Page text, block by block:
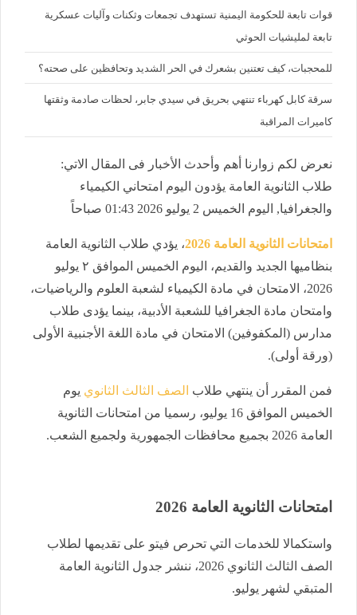
قوات تابعة للحكومة اليمنية تستهدف تجمعات وثكنات وآليات عسكرية
تابعة لمليشيات الحوثي
للمحجبات، كيف تعتنين بشعرك في الحر الشديد وتحافظين على صحته؟
سرقة كابل كهرباء تنتهي بحريق في سيدي جابر، لحظات صادمة وثقتها
كاميرات المراقبة
نعرض لكم زوارنا أهم وأحدث الأخبار فى المقال الاتي:
طلاب الثانوية العامة يؤدون اليوم امتحاني الكيمياء
والجغرافيا, اليوم الخميس 2 يوليو 2026 01:43 صباحاً
امتحانات الثانوية العامة 2026
، يؤدي طلاب الثانوية العامة
بنظاميها الجديد والقديم، اليوم الخميس الموافق ٢ يوليو
2026، الامتحان في مادة الكيمياء لشعبة العلوم والرياضيات،
وامتحان مادة الجغرافيا للشعبة الأدبية، بينما يؤدى طلاب
مدارس (المكفوفين) الامتحان في مادة اللغة الأجنبية الأولى
(ورقة أولى).
فمن المقرر أن ينتهي طلاب الصف الثالث الثانوي يوم
الخميس الموافق 16 يوليو، رسميا من امتحانات الثانوية
العامة 2026 بجميع محافظات الجمهورية ولجميع الشعب.
امتحانات الثانوية العامة 2026
واستكمالا للخدمات التي تحرص فيتو على تقديمها لطلاب
الصف الثالث الثانوي 2026، ننشر جدول الثانوية العامة
المتبقي لشهر يوليو.